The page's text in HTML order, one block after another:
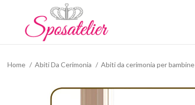
Home Abiti Da Cerimonia Abiti da cerimonia per bambine